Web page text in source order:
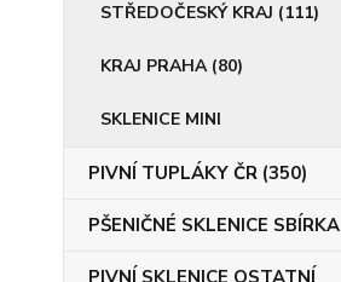
STŘEDOČESKÝ KRAJ (111)
KRAJ PRAHA (80)
SKLENICE MINI
PIVNÍ TUPLÁKY ČR (350)
PŠENIČNÉ SKLENICE SBÍRKA
PIVNÍ SKLENICE OSTATNÍ